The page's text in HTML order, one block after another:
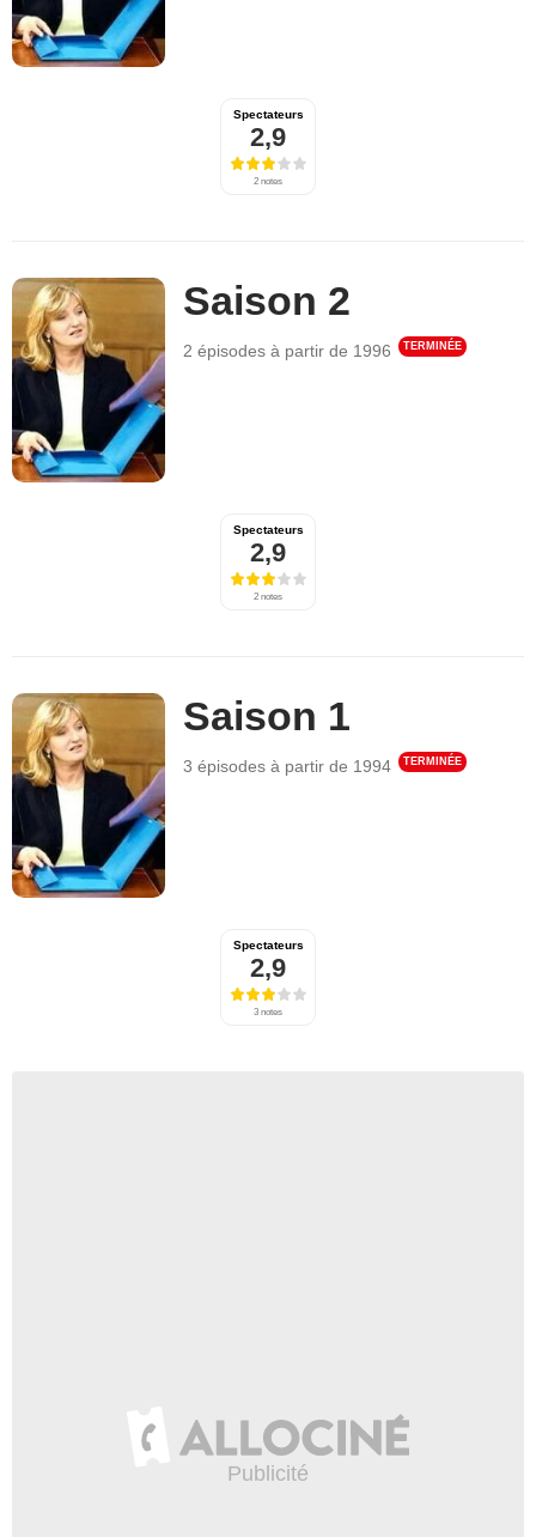
Spectateurs
2,9
2 notes
Saison 2
2 épisodes à partir de 1996 TERMINÉE
Spectateurs
2,9
2 notes
Saison 1
3 épisodes à partir de 1994 TERMINÉE
Spectateurs
2,9
3 notes